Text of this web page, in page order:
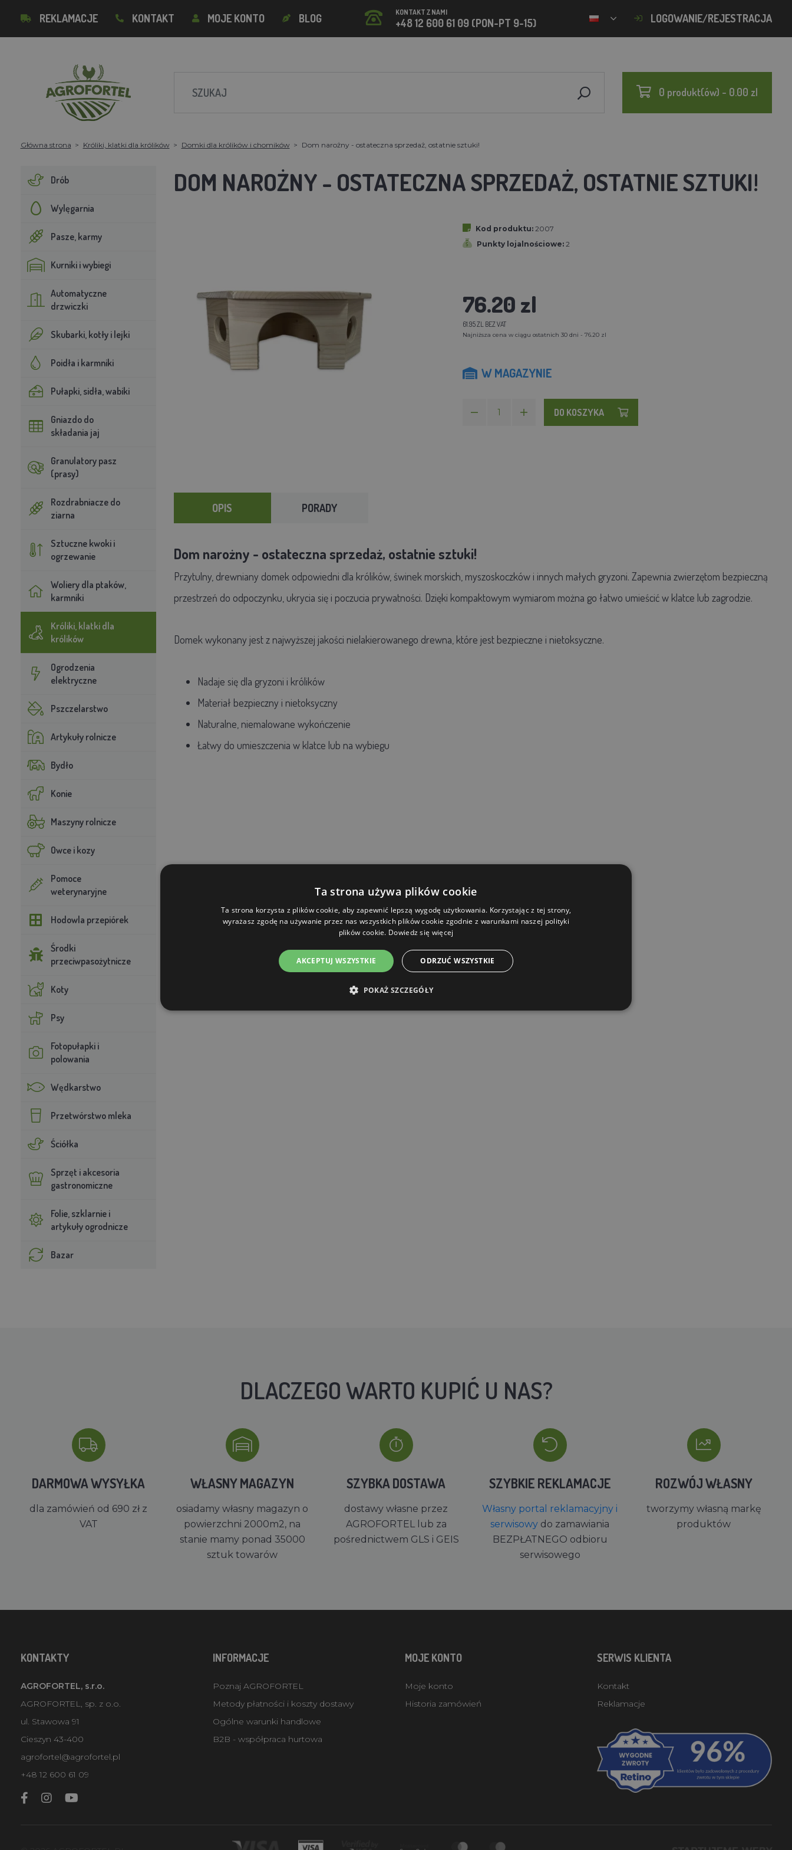
REKLAMACJE KONTAKT MOJE KONTO BLOG KONTAKT Z NAMI
+48 12 600 61 09 (PON-PT 9-15) LOGOWANIE/REJESTRACJA
0 produkt(ów) - 0.00 zl
Główna strona Króliki, klatki dla królików Domki dla królików i chomików Dom narożny - ostateczna sprzedaż, ostatnie sztuki!
Drób
Wylęgarnia
Pasze, karmy
Kurniki i wybiegi
Automatyczne
drzwiczki
Skubarki, kotły i lejki
Poidła i karmniki
Pułapki, sidła, wabiki
Gniazdo do
składania jaj
Granulatory pasz
(prasy)
Rozdrabniacze do
ziarna
Sztuczne kwoki i
ogrzewanie
Woliery dla ptaków,
karmniki
Króliki, klatki dla
królików
Ogrodzenia
elektryczne
Pszczelarstwo
Artykuły rolnicze
Bydło
Konie
Maszyny rolnicze
Owce i kozy
Pomoce
weterynaryjne
Hodowla przepiórek
Środki
przeciwpasożytnicze
Koty
Psy
Fotopułapki i
polowania
Wędkarstwo
Przetwórstwo mleka
Ściółka
Sprzęt i akcesoria
gastronomiczne
Folie, szklarnie i
artykuły ogrodnicze
Bazar
DOM NAROŻNY - OSTATECZNA SPRZEDAŻ, OSTATNIE SZTUKI!
Kod produktu: 2007
Punkty lojalnościowe: 2
76.20 zl
61.95 ZL BEZ VAT
Najniższa cena w ciągu ostatnich 30 dni - 76.20 zl
W MAGAZYNIE
DO KOSZYKA
OPIS PORADY
Dom narożny - ostateczna sprzedaż, ostatnie sztuki!
Przytulny, drewniany domek odpowiedni dla królików, świnek morskich, myszoskoczków i innych małych gryzoni. Zapewnia zwierzętom bezpieczną
przestrzeń do odpoczynku, ukrycia się i poczucia prywatności. Dzięki kompaktowym wymiarom można go łatwo umieścić w klatce lub zagrodzie.
Domek wykonany jest z najwyższej jakości nielakierowanego drewna, które jest bezpieczne i nietoksyczne.
Nadaje się dla gryzoni i królików
Materiał bezpieczny i nietoksyczny
Naturalne, niemalowane wykończenie
Łatwy do umieszczenia w klatce lub na wybiegu
DLACZEGO WARTO KUPIĆ U NAS?
DARMOWA WYSYŁKA
dla zamówień od 690 zł z
VAT
WŁASNY MAGAZYN
osiadamy własny magazyn o
powierzchni 2000m2, na
stanie mamy ponad 35000
sztuk towarów
SZYBKA DOSTAWA
dostawy własne przez
AGROFORTEL lub za
pośrednictwem GLS i GEIS
SZYBKIE REKLAMACJE
Własny portal reklamacyjny i
serwisowy do zamawiania
BEZPŁATNEGO odbioru
serwisowego
ROZWÓJ WŁASNY
tworzymy własną markę
produktów
KONTAKTY
AGROFORTEL, s.r.o.
AGROFORTEL, sp. z o.o.
ul. Stawowa 91
Cieszyn 43-400
agrofortel@agrofortel.pl
+48 12 600 61 09
INFORMACJE
Poznaj AGROFORTEL
Metody płatności i koszty dostawy
Ogólne warunki handlowe
B2B - współpraca hurtowa
MOJE KONTO
Moje konto
Historia zamówień
SERWIS KLIENTA
Kontakt
Reklamacje
Ta strona używa plików cookie
Ta strona korzysta z plików cookie, aby zapewnić lepszą wygodę użytkowania. Korzystając z tej strony,
wyrażasz zgodę na używanie przez nas wszystkich plików cookie zgodnie z warunkami naszej polityki
plików cookie. Dowiedz się więcej
AKCEPTUJ WSZYSTKIE ODRZUĆ WSZYSTKIE
POKAŻ SZCZEGÓŁY